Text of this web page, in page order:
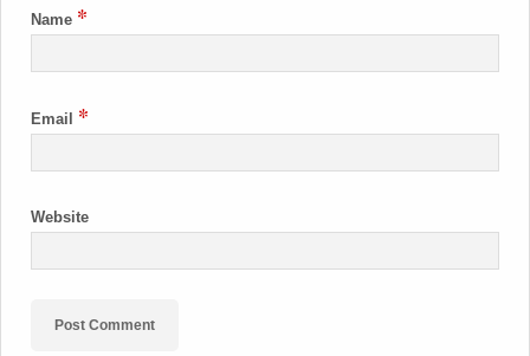
Name *
Email *
Website